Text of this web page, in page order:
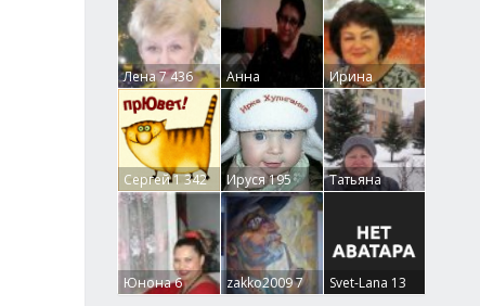
Лена7 436
Анна
Гумлевая0
Ирина
Бруцкая41
Сергей1 342 Ируся195
Татьяна
Крючкова0
Юнона6 zakko20097 Svet-Lana 13